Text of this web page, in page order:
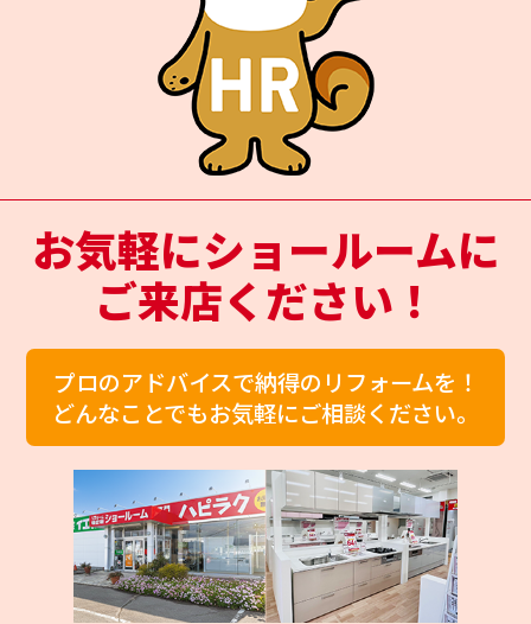
お気軽にショールームに
ご来店ください！
プロのアドバイスで納得のリフォームを！
どんなことでもお気軽にご相談ください。